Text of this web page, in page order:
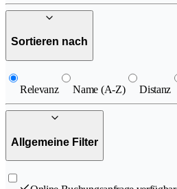
Sortieren nach
Relevanz Name (A-Z) Distanz
Allgemeine Filter